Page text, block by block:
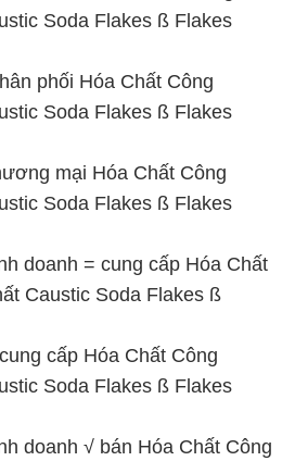
mại Hóa Chất Công
Soda Flakes ß Flakes
doanh = cung cấp Hóa Chất
Caustic Soda Flakes ß
cấp Hóa Chất Công
Soda Flakes ß Flakes
doanh √ bán Hóa Chất Công
Soda Flakes ß Flakes
– CÔNG TY HÓA CHẤT